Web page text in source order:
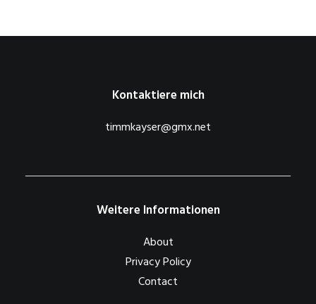
Kontaktiere mich
timmkayser@gmx.net
Weitere Informationen
About
Privacy Policy
Contact